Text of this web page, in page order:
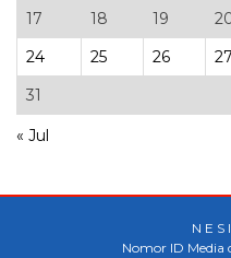
17
18 19
24
25 26 27
31
« Jul
N E S
Nomor ID Media